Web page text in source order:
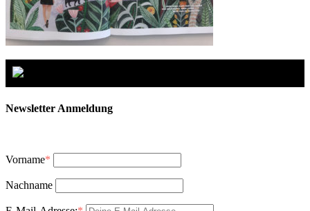
Newsletter Anmeldung
Vorname*
Nachname